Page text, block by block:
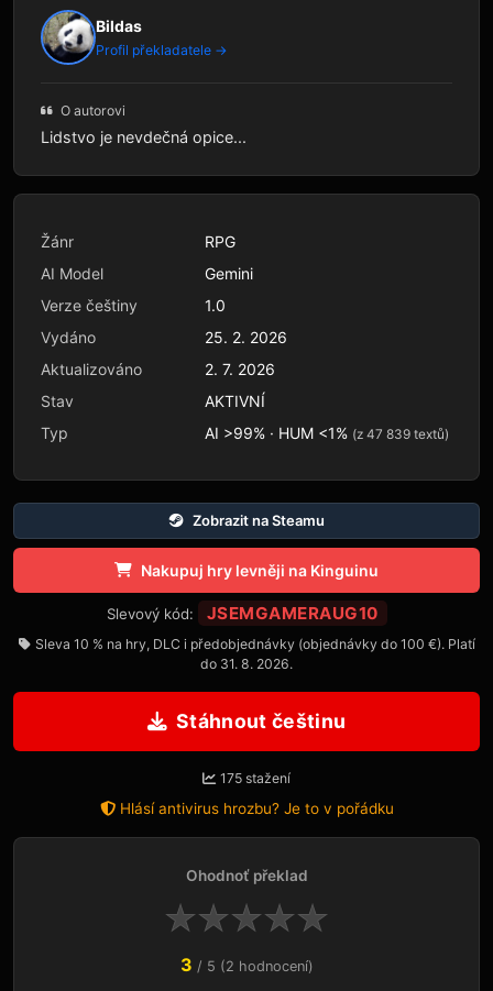
Bildas
Profil překladatele →
O autorovi
Lidstvo je nevdečná opice...
Žánr
RPG
AI Model
Gemini
Verze češtiny
1.0
Vydáno
25. 2. 2026
Aktualizováno
2. 7. 2026
Stav
AKTIVNÍ
Typ
AI >99% · HUM <1% (z 47 839 textů)
Zobrazit na Steamu
Nakupuj hry levněji na Kinguinu
Slevový kód: JSEMGAMERAUG10
Sleva 10 % na hry, DLC i předobjednávky (objednávky do 100 €). Platí
do 31. 8. 2026.
Stáhnout češtinu
175 stažení
Hlásí antivirus hrozbu? Je to v pořádku
Ohodnoť překlad
★★★★★
3 / 5 (2 hodnocení)